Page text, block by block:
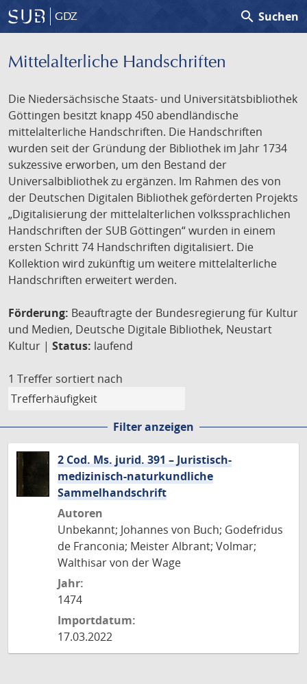
GDZ search Suchen
Mittelalterliche Handschriften
Die Niedersächsische Staats- und Universitätsbibliothek
Göttingen besitzt knapp 450 abendländische
mittelalterliche Handschriften. Die Handschriften
wurden seit der Gründung der Bibliothek im Jahr 1734
sukzessive erworben, um den Bestand der
Universalbibliothek zu ergänzen. Im Rahmen des von
der Deutschen Digitalen Bibliothek geförderten Projekts
„Digitalisierung der mittelalterlichen volkssprachlichen
Handschriften der SUB Göttingen“ wurden in einem
ersten Schritt 74 Handschriften digitalisiert. Die
Kollektion wird zukünftig um weitere mittelalterliche
Handschriften erweitert werden.
Förderung: Beauftragte der Bundesregierung für Kultur
und Medien, Deutsche Digitale Bibliothek, Neustart
Kultur | Status: laufend
1 Treffer sortiert nach
Filter anzeigen
2 Cod. Ms. jurid. 391 – Juristisch-
medizinisch-naturkundliche
Sammelhandschrift
Autoren
Unbekannt; Johannes von Buch; Godefridus
de Franconia; Meister Albrant; Volmar;
Walthisar von der Wage
Jahr:
1474
Importdatum:
17.03.2022